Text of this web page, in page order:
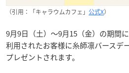
（引用：「キャラウムカフェ」 公式X）
9月9日（土）～9月15（金）の期間
利用されたお客様に糸師凛バースデ
プレゼントされます。